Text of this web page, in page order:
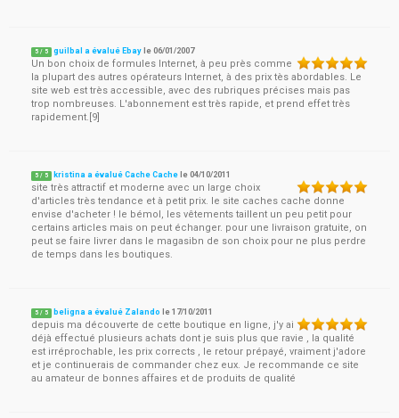
5 / 5 guilbal a évalué Ebay le06/01/2007
Un bon choix de formules Internet, à peu près comme
la plupart des autres opérateurs Internet, à des prix tès abordables. Le
site web est très accessible, avec des rubriques précises mais pas
trop nombreuses. L'abonnement est très rapide, et prend effet très
rapidement.[9]
5 / 5 kristina a évalué Cache Cache le04/10/2011
site très attractif et moderne avec un large choix
d'articles très tendance et à petit prix. le site caches cache donne
envise d'acheter ! le bémol, les vêtements taillent un peu petit pour
certains articles mais on peut échanger. pour une livraison gratuite, on
peut se faire livrer dans le magasibn de son choix pour ne plus perdre
de temps dans les boutiques.
5 / 5 beligna a évalué Zalando le17/10/2011
depuis ma découverte de cette boutique en ligne, j'y ai
déjà effectué plusieurs achats dont je suis plus que ravie , la qualité
est irréprochable, les prix corrects , le retour prépayé, vraiment j'adore
et je continuerais de commander chez eux. Je recommande ce site
au amateur de bonnes affaires et de produits de qualité